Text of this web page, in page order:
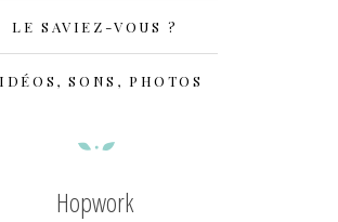
LE SAVIEZ-VOUS ?
SONS, PHOTOS
Hopwork